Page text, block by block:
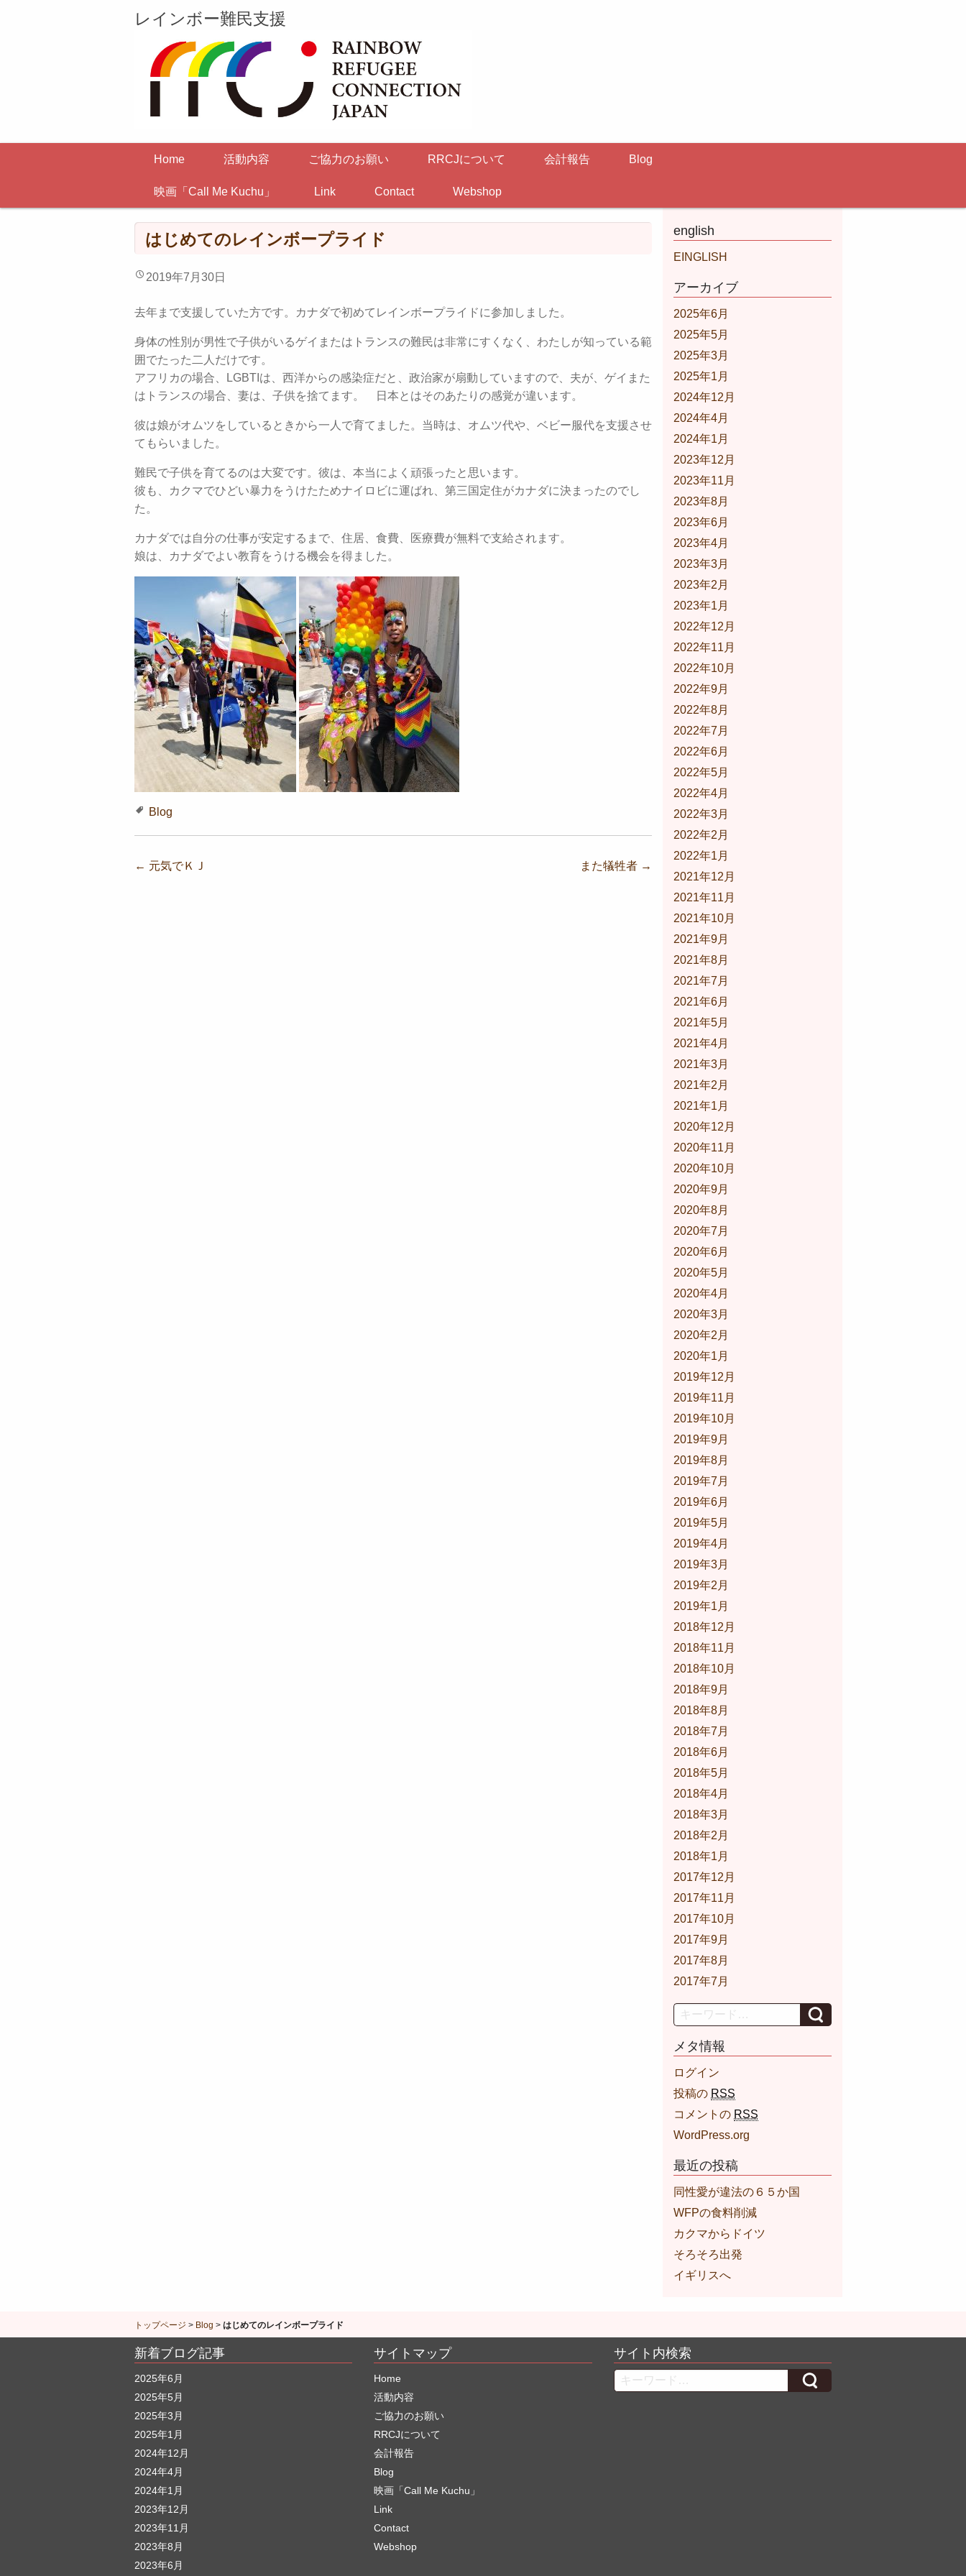
レインボー難民支援
Home 活動内容 ご協力のお願い RRCJについて 会計報告 Blog
映画「Call Me Kuchu」 Link Contact Webshop
はじめてのレインボープライド
2019年7月30日
去年まで支援していた方です。カナダで初めてレインボープライドに参加しました。
身体の性別が男性で子供がいるゲイまたはトランスの難民は非常にすくなく、わたしが知っている範
囲でたった二人だけです。
アフリカの場合、LGBTIは、西洋からの感染症だと、政治家が扇動していますので、夫が、ゲイまた
はトランスの場合、妻は、子供を捨てます。 日本とはそのあたりの感覚が違います。
彼は娘がオムツをしているときから一人で育てました。当時は、オムツ代や、ベビー服代を支援させ
てもらいました。
難民で子供を育てるのは大変です。彼は、本当によく頑張ったと思います。
彼も、カクマでひどい暴力をうけたためナイロビに運ばれ、第三国定住がカナダに決まったのでし
た。
カナダでは自分の仕事が安定するまで、住居、食費、医療費が無料で支給されます。
娘は、カナダでよい教育をうける機会を得ました。
Blog
投稿ナビゲーション
← 元気でＫＪ また犠牲者 →
english
EINGLISH
アーカイブ
2025年6月
2025年5月
2025年3月
2025年1月
2024年12月
2024年4月
2024年1月
2023年12月
2023年11月
2023年8月
2023年6月
2023年4月
2023年3月
2023年2月
2023年1月
2022年12月
2022年11月
2022年10月
2022年9月
2022年8月
2022年7月
2022年6月
2022年5月
2022年4月
2022年3月
2022年2月
2022年1月
2021年12月
2021年11月
2021年10月
2021年9月
2021年8月
2021年7月
2021年6月
2021年5月
2021年4月
2021年3月
2021年2月
2021年1月
2020年12月
2020年11月
2020年10月
2020年9月
2020年8月
2020年7月
2020年6月
2020年5月
2020年4月
2020年3月
2020年2月
2020年1月
2019年12月
2019年11月
2019年10月
2019年9月
2019年8月
2019年7月
2019年6月
2019年5月
2019年4月
2019年3月
2019年2月
2019年1月
2018年12月
2018年11月
2018年10月
2018年9月
2018年8月
2018年7月
2018年6月
2018年5月
2018年4月
2018年3月
2018年2月
2018年1月
2017年12月
2017年11月
2017年10月
2017年9月
2017年8月
2017年7月
Search
メタ情報
ログイン
投稿の RSS
コメントの RSS
WordPress.org
最近の投稿
同性愛が違法の６５か国
WFPの食料削減
カクマからドイツ
そろそろ出発
イギリスへ
トップページ > Blog > はじめてのレインボープライド
新着ブログ記事
2025年6月
2025年5月
2025年3月
2025年1月
2024年12月
2024年4月
2024年1月
2023年12月
2023年11月
2023年8月
2023年6月
サイトマップ
Home
活動内容
ご協力のお願い
RRCJについて
会計報告
Blog
映画「Call Me Kuchu」
Link
Contact
Webshop
サイト内検索
Search